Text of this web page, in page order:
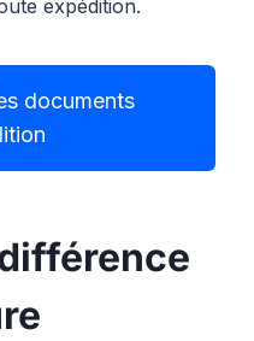
expédition.
documents